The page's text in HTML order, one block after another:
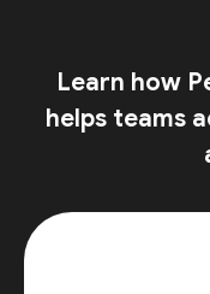
Learn how
helps teams